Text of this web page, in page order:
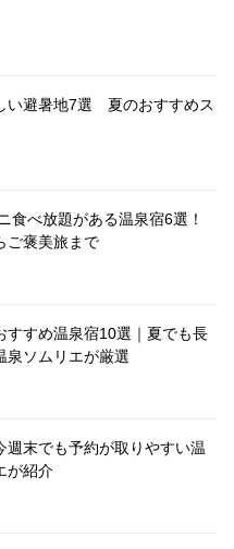
い避暑地7選 夏のおすすめス
食べ放題がある温泉宿6選！
ご褒美旅まで
すすめ温泉宿10選｜夏でも長
泉ソムリエが厳選
週末でも予約が取りやすい温
が紹介